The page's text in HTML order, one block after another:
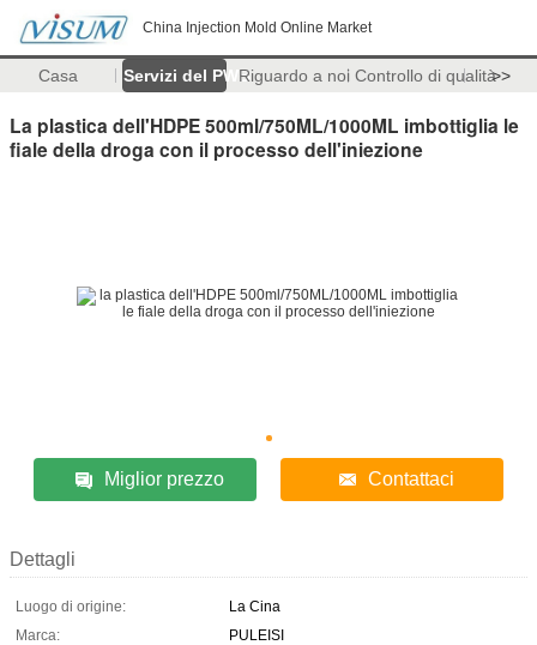
China Injection Mold Online Market
Casa Servizi del PWBRiguardo a noi Controllo di qualità>>
La plastica dell'HDPE 500ml/750ML/1000ML imbottiglia le
fiale della droga con il processo dell'iniezione
Miglior prezzo Contattaci
Dettagli
Luogo di origine:
La Cina
Marca:
PULEISI